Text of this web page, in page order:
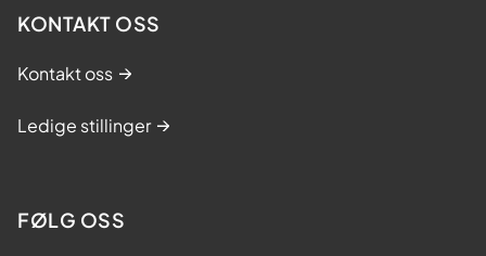
KONTAKT OSS
Kontakt oss
Ledige stillinger
FØLG OSS